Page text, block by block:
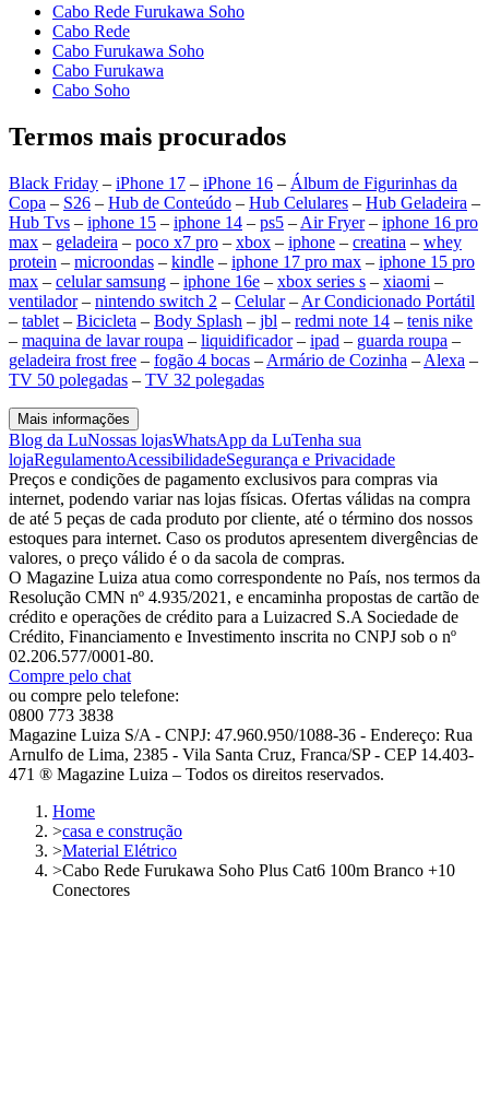
Cabo Rede Furukawa Soho
Cabo Rede
Cabo Furukawa Soho
Cabo Furukawa
Cabo Soho
Termos mais procurados
Black Friday – iPhone 17 – iPhone 16 – Álbum de Figurinhas da
Copa – S26 – Hub de Conteúdo – Hub Celulares – Hub Geladeira –
Hub Tvs – iphone 15 – iphone 14 – ps5 – Air Fryer– iphone 16 pro
max – geladeira – poco x7 pro – xbox – iphone – creatina – whey
protein – microondas – kindle – iphone 17 pro max – iphone 15 pro
max – celular samsung – iphone 16e – xbox series s – xiaomi –
ventilador– nintendo switch 2 – Celular– Ar Condicionado Portátil
– tablet – Bicicleta – Body Splash – jbl – redmi note 14 – tenis nike
– maquina de lavar roupa – liquidificador– ipad – guarda roupa –
geladeira frost free – fogão 4 bocas – Armário de Cozinha – Alexa –
TV 50 polegadas – TV 32 polegadas
Mais informações
Blog da LuNossas lojasWhatsApp da LuTenha sua
lojaRegulamentoAcessibilidadeSegurança e Privacidade
Preços e condições de pagamento exclusivos para compras via
internet, podendo variar nas lojas físicas. Ofertas válidas na compra
de até 5 peças de cada produto por cliente, até o término dos nossos
estoques para internet. Caso os produtos apresentem divergências de
valores, o preço válido é o da sacola de compras.
O Magazine Luiza atua como correspondente no País, nos termos da
Resolução CMN nº 4.935/2021, e encaminha propostas de cartão de
crédito e operações de crédito para a Luizacred S.A Sociedade de
Crédito, Financiamento e Investimento inscrita no CNPJ sob o nº
02.206.577/0001-80.
Compre pelo chat
ou compre pelo telefone:
0800 773 3838
Magazine Luiza S/A - CNPJ: 47.960.950/1088-36 - Endereço: Rua
Arnulfo de Lima, 2385 - Vila Santa Cruz, Franca/SP - CEP 14.403-
471 ® Magazine Luiza – Todos os direitos reservados.
Home
>casa e construção
>Material Elétrico
>Cabo Rede Furukawa Soho Plus Cat6 100m Branco +10
Conectores